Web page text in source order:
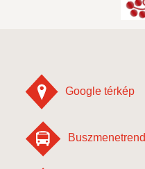
Google térkép
Buszmenetrend